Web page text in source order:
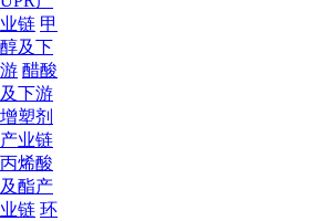
业链 甲
醇及下
游 醋酸
及下游
增塑剂
产业链
丙烯酸
及酯产
业链 环